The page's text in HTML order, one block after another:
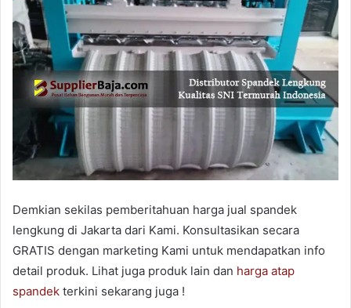
Demkian sekilas pemberitahuan harga jual spandek
lengkung di Jakarta dari Kami. Konsultasikan secara
GRATIS dengan marketing Kami untuk mendapatkan info
detail produk. Lihat juga produk lain dan harga atap
spandek terkini sekarang juga !